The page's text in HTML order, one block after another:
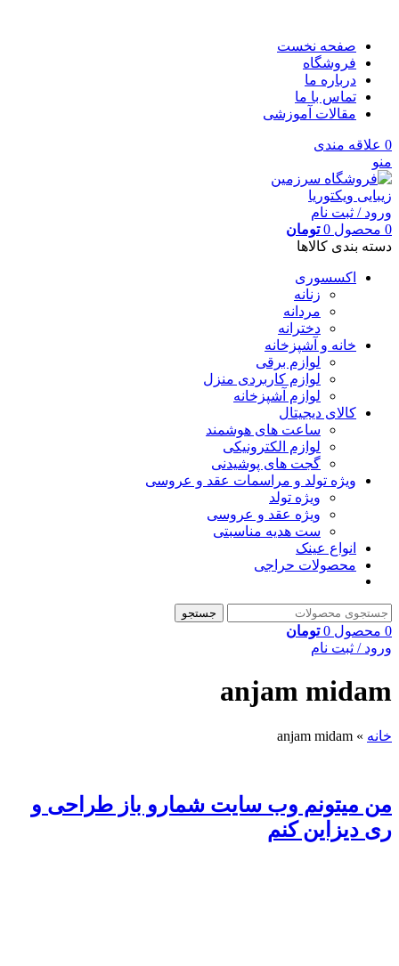
صفحه نخست
فروشگاه
درباره ما
تماس با ما
مقالات آموزشی
0 علاقه مندی
منو
ورود / ثبت نام
0 محصول 0 تومان
دسته بندی کالاها
اکسسوری
زنانه
مردانه
دخترانه
خانه و آشپزخانه
لوازم برقی
لوازم کاربردی منزل
لوازم آشپزخانه
کالای دیجیتال
ساعت های هوشمند
لوازم الکترونیکی
گجت های پوشیدنی
ویژه تولد و مراسمات عقد و عروسی
ویژه تولد
ویژه عقد و عروسی
ست هدیه مناسبتی
انواع عینک
محصولات حراجی
جستجو
0 محصول 0 تومان
ورود / ثبت نام
anjam midam
خانه »
anjam midam
من میتونم وب سایت شمارو باز طراحی و
ری دیزاین کنم